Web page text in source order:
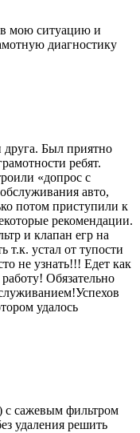
мою ситуацию и
диагностику
друга. Был приятно
ребят.
«допрос с
авто,
потом приступили к
рекомендации.
и клапан егр на
т.к. устал от тупости
не узнать!!! Едет как
Обязательно
удалось
с сажевым фильтром
удаления решить